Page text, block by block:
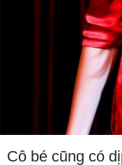
Cô bé cũng có